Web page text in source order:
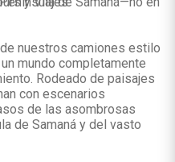
nuestros camiones estilo
mundo completamente
Rodeado de paisajes
con escenarios
de las asombrosas
de Samaná y del vasto